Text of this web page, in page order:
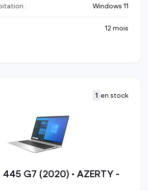
: Windows 11
12 mois
1 en stock
445 G7 (2020) • AZERTY -